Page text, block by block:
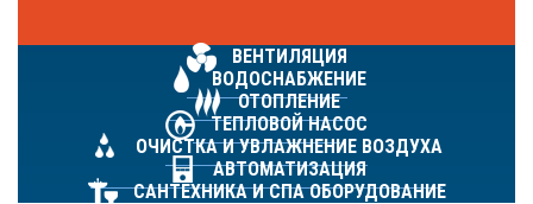
ВЕНТИЛЯЦИЯ
ВОДОСНАБЖЕНИЕ
ОТОПЛЕНИЕ
ТЕПЛОВОЙ НАСОС
ОЧИСТКА И УВЛАЖНЕНИЕ ВОЗДУХА
АВТОМАТИЗАЦИЯ
САНТЕХНИКА И СПА ОБОРУДОВАНИЕ